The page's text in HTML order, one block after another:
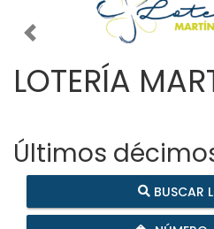
Imagen anterior
LOTERÍA
Últimos
BUSCAR